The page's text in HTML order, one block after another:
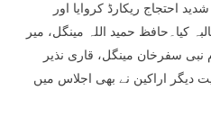
احتجاج ریکارڈ کروایا اور
کیا۔حافظ حمید اللہ مینگل، میر
سفرخان مینگل، قاری نذیر
دیگر اراکین نے بھی اجلاس میں